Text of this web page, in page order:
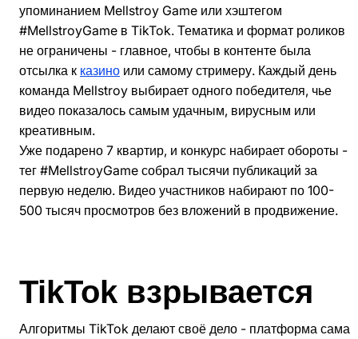
упоминанием Mellstroy Game или хэштегом
#MellstroyGame в TikTok. Тематика и формат роликов
не ограничены - главное, чтобы в контенте была
отсылка к казино или самому стримеру. Каждый день
команда Mellstroy выбирает одного победителя, чье
видео показалось самым удачным, вирусным или
креативным.
Уже подарено 7 квартир, и конкурс набирает обороты -
тег #MellstroyGame собрал тысячи публикаций за
первую неделю. Видео участников набирают по 100-
500 тысяч просмотров без вложений в продвижение.
TikTok взрывается
Алгоритмы TikTok делают своё дело - платформа сама